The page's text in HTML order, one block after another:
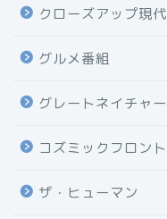
クローズアップ現代
グルメ番組
グレートネイチャー
コズミックフロント
ザ・ヒューマン